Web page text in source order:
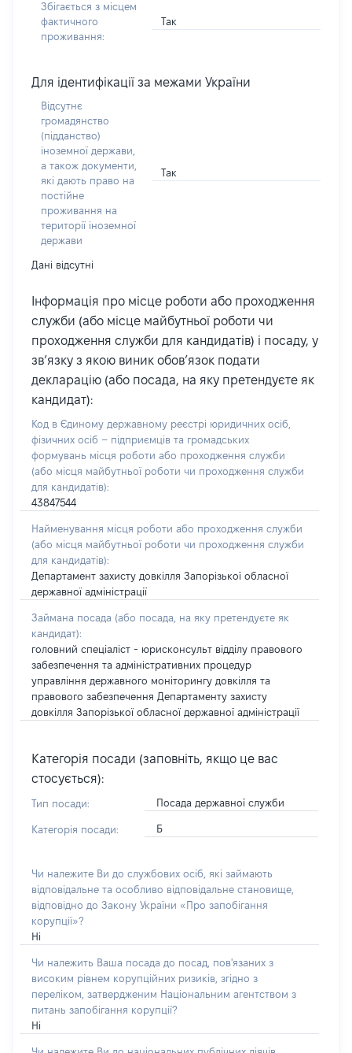
Збігається з місцем
фактичного
проживання:
Так
Для ідентифікації за межами України
Відсутнє
громадянство
(підданство)
іноземної держави,
а також документи,
які дають право на
постійне
проживання на
території іноземної
держави
Так
Дані відсутні
Інформація про місце роботи або проходження
служби (або місце майбутньої роботи чи
проходження служби для кандидатів) і посаду, у
зв’язку з якою виник обов’язок подати
декларацію (або посада, на яку претендуєте як
кандидат):
Код в Єдиному державному реєстрі юридичних осіб,
фізичних осіб – підприємців та громадських
формувань місця роботи або проходження служби
(або місця майбутньої роботи чи проходження служби
для кандидатів):
43847544
Найменування місця роботи або проходження служби
(або місця майбутньої роботи чи проходження служби
для кандидатів):
Департамент захисту довкілля Запорізької обласної
державної адміністрації
Займана посада (або посада, на яку претендуєте як
кандидат):
головний спеціаліст - юрисконсульт відділу правового
забезпечення та адміністративних процедур
управління державного моніторингу довкілля та
правового забезпечення Департаменту захисту
довкілля Запорізької обласної державної адміністрації
Категорія посади (заповніть, якщо це вас
стосується):
Тип посади: Посада державної служби
Категорія посади: Б
Чи належите Ви до службових осіб, які займають
відповідальне та особливо відповідальне становище,
відповідно до Закону України «Про запобігання
корупції»?
Ні
Чи належить Ваша посада до посад, пов'язаних з
високим рівнем корупційних ризиків, згідно з
переліком, затвердженим Національним агентством з
питань запобігання корупції?
Ні